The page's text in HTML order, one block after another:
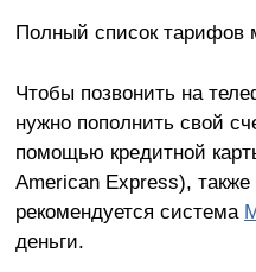
Полный список тарифов
Чтобы позвонить на
нужно пополнить свой
помощью кредитной
American Express),
рекомендуется система
деньги.